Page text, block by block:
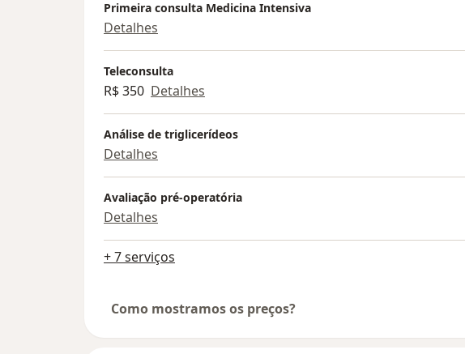
Primeira consulta Medicina Intensiva
Detalhes
Teleconsulta
R$ 350 Detalhes
Análise de triglicerídeos
Detalhes
Avaliação pré-operatória
Detalhes
+ 7 serviços
Como mostramos os preços?